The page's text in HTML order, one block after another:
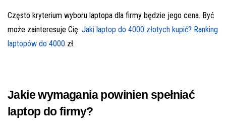
Często kryterium wyboru laptopa dla firmy będzie jego cena. Być
może zainteresuje Cię: Jaki laptop do 4000 złotych kupić? Ranking
laptopów do 4000 zł.
Jakie wymagania powinien spełniać
laptop do firmy?